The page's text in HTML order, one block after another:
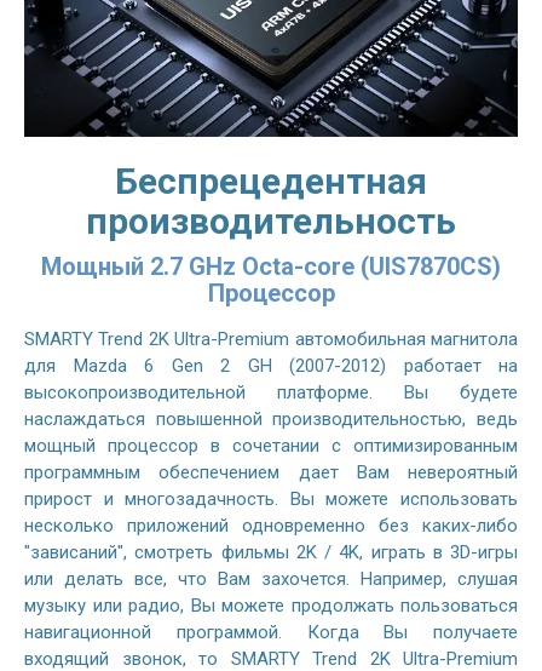
Беспрецедентная
производительность
Мощный 2.7 GHz Octa-core (UIS7870CS)
Процессор
SMARTY Trend 2K Ultra-Premium автомобильная магнитола
для Mazda 6 Gen 2 GH (2007-2012) работает на
высокопроизводительной платформе. Вы будете
наслаждаться повышенной производительностью, ведь
мощный процессор в сочетании с оптимизированным
программным обеспечением дает Вам невероятный
прирост и многозадачность. Вы можете использовать
несколько приложений одновременно без каких-либо
"зависаний", смотреть фильмы 2K / 4K, играть в 3D-игры
или делать все, что Вам захочется. Например, слушая
музыку или радио, Вы можете продолжать пользоваться
навигационной программой. Когда Вы получаете
входящий звонок, то SMARTY Trend 2K Ultra-Premium